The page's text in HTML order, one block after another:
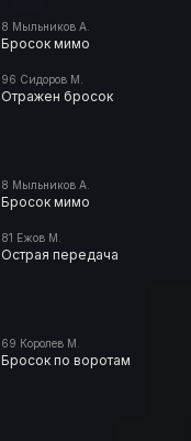
8 Мыльников А.
Бросок мимо
96 Сидоров М.
Отражен бросок
8 Мыльников А.
Бросок мимо
81 Ежов М.
Острая передача
69 Королев М.
Бросок по воротам